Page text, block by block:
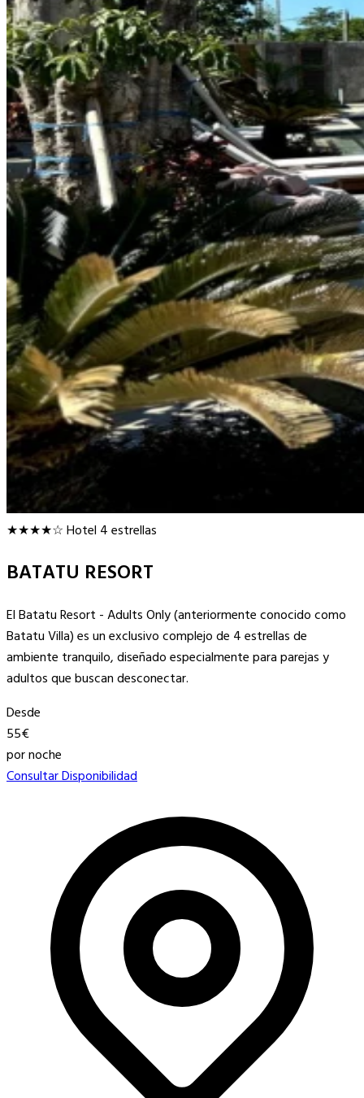
★★★★☆Hotel 4 estrellas
BATATU RESORT
El Batatu Resort - Adults Only (anteriormente conocido como
Batatu Villa) es un exclusivo complejo de 4 estrellas de
ambiente tranquilo, diseñado especialmente para parejas y
adultos que buscan desconectar.
Desde
55€
por noche
Consultar Disponibilidad